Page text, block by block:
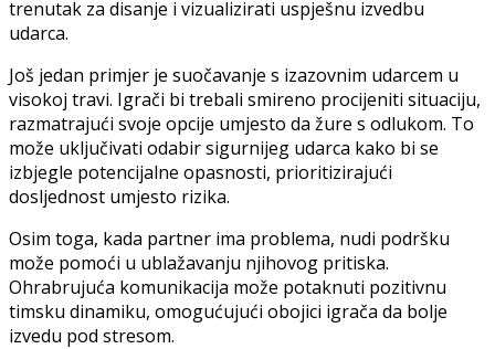
trenutak za disanje i vizualizirati uspješnu izvedbu
udarca.
Još jedan primjer je suočavanje s izazovnim udarcem u
visokoj travi. Igrači bi trebali smireno procijeniti situaciju,
razmatrajući svoje opcije umjesto da žure s odlukom. To
može uključivati odabir sigurnijeg udarca kako bi se
izbjegle potencijalne opasnosti, prioritizirajući
dosljednost umjesto rizika.
Osim toga, kada partner ima problema, nudi podršku
može pomoći u ublažavanju njihovog pritiska.
Ohrabrujuća komunikacija može potaknuti pozitivnu
timsku dinamiku, omogućujući obojici igrača da bolje
izvedu pod stresom.